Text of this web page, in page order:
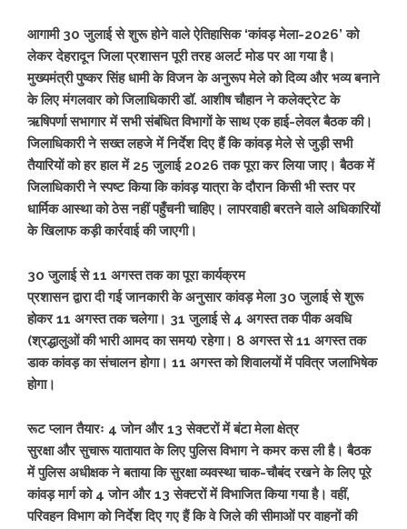
आगामी 30 जुलाई से शुरू होने वाले ऐतिहासिक ‘कांवड़ मेला-2026’ को
लेकर देहरादून जिला प्रशासन पूरी तरह अलर्ट मोड पर आ गया है।
मुख्यमंत्री पुष्कर सिंह धामी के विजन के अनुरूप मेले को दिव्य और भव्य बनाने
के लिए मंगलवार को जिलाधिकारी डॉ. आशीष चौहान ने कलेक्ट्रेट के
ऋषिपर्णा सभागार में सभी संबंधित विभागों के साथ एक हाई-लेवल बैठक की।
जिलाधिकारी ने सख्त लहजे में निर्देश दिए हैं कि कांवड़ मेले से जुड़ी सभी
तैयारियों को हर हाल में 25 जुलाई 2026 तक पूरा कर लिया जाए। बैठक में
जिलाधिकारी ने स्पष्ट किया कि कांवड़ यात्रा के दौरान किसी भी स्तर पर
धार्मिक आस्था को ठेस नहीं पहुँचनी चाहिए। लापरवाही बरतने वाले अधिकारियों
के खिलाफ कड़ी कार्रवाई की जाएगी।
30 जुलाई से 11 अगस्त तक का पूरा कार्यक्रम
प्रशासन द्वारा दी गई जानकारी के अनुसार कांवड़ मेला 30 जुलाई से शुरू
होकर 11 अगस्त तक चलेगा। 31 जुलाई से 4 अगस्त तक पीक अवधि
(श्रद्धालुओं की भारी आमद का समय) रहेगा। 8 अगस्त से 11 अगस्त तक
डाक कांवड़ का संचालन होगा। 11 अगस्त को शिवालयों में पवित्र जलाभिषेक
होगा।
रूट प्लान तैयारः 4 जोन और 13 सेक्टरों में बंटा मेला क्षेत्र
सुरक्षा और सुचारू यातायात के लिए पुलिस विभाग ने कमर कस ली है। बैठक
में पुलिस अधीक्षक ने बताया कि सुरक्षा व्यवस्था चाक-चौबंद रखने के लिए पूरे
कांवड़ मार्ग को 4 जोन और 13 सेक्टरों में विभाजित किया गया है। वहीं,
परिवहन विभाग को निर्देश दिए गए हैं कि वे जिले की सीमाओं पर वाहनों की